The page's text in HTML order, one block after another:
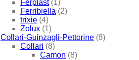
Ferplast (1)
Ferribiella (2)
trixie (4)
Zolux (1)
Collari-Guinzagli-Pettorine (8)
Collari (8)
Camon (8)